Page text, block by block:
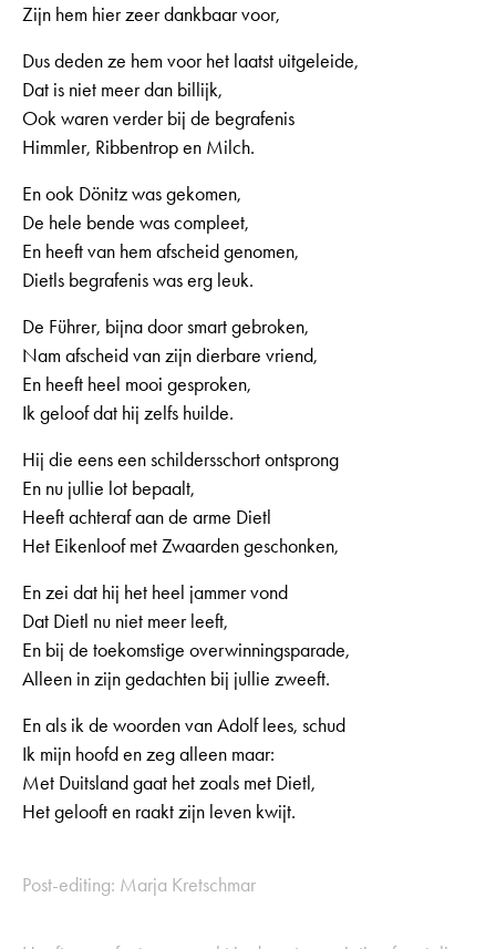
Zijn hem hier zeer dankbaar voor,
Dus deden ze hem voor het laatst uitgeleide,
Dat is niet meer dan billijk,
Ook waren verder bij de begrafenis
Himmler, Ribbentrop en Milch.
En ook Dönitz was gekomen,
De hele bende was compleet,
En heeft van hem afscheid genomen,
Dietls begrafenis was erg leuk.
De Führer, bijna door smart gebroken,
Nam afscheid van zijn dierbare vriend,
En heeft heel mooi gesproken,
Ik geloof dat hij zelfs huilde.
Hij die eens een schildersschort ontsprong
En nu jullie lot bepaalt,
Heeft achteraf aan de arme Dietl
Het Eikenloof met Zwaarden geschonken,
En zei dat hij het heel jammer vond
Dat Dietl nu niet meer leeft,
En bij de toekomstige overwinningsparade,
Alleen in zijn gedachten bij jullie zweeft.
En als ik de woorden van Adolf lees, schud
Ik mijn hoofd en zeg alleen maar:
Met Duitsland gaat het zoals met Dietl,
Het gelooft en raakt zijn leven kwijt.
Post-editing: Marja Kretschmar